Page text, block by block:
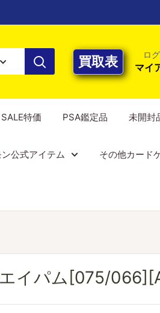
買取表 ロ
マイ
SALE特価 PSA鑑定品 未開封
公式アイテム その他カード
エイパム[075/